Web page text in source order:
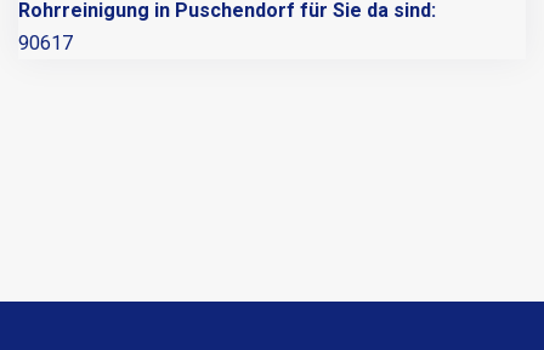
Rohrreinigung in Puschendorf für Sie da sind:
90617